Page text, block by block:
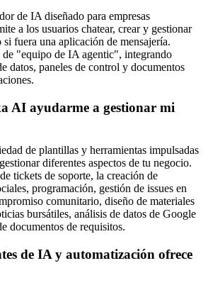
de IA diseñado para empresas
a los usuarios chatear, crear y gestionar
fuera una aplicación de mensajería.
de "equipo de IA agentic", integrando
datos, paneles de control y documentos
AI ayudarme a gestionar mi
de plantillas y herramientas impulsadas
diferentes aspectos de tu negocio.
tickets de soporte, la creación de
programación, gestión de issues en
comunitario, diseño de materiales
bursátiles, análisis de datos de Google
documentos de requisitos.
de IA y automatización ofrece